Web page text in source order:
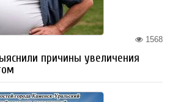
1568
причины увеличения